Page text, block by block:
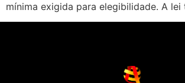
mínima exigida para elegibilidade. A